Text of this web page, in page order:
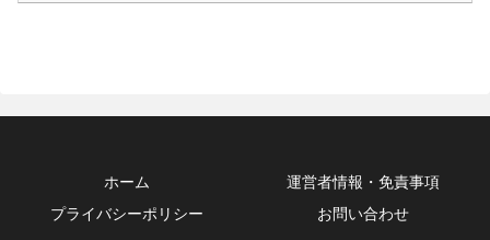
ホーム
運営者情報・免責事項
プライバシーポリシー
お問い合わせ